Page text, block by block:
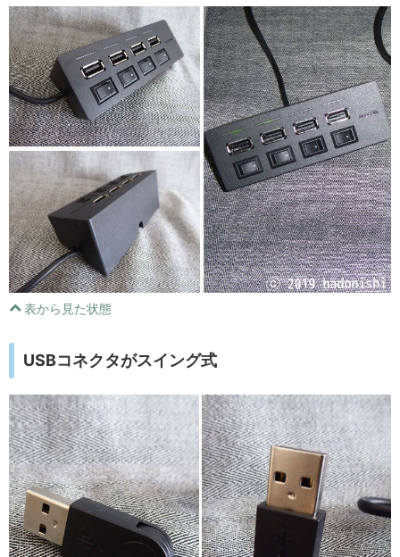
表から見た状態
USBコネクタがスイング式